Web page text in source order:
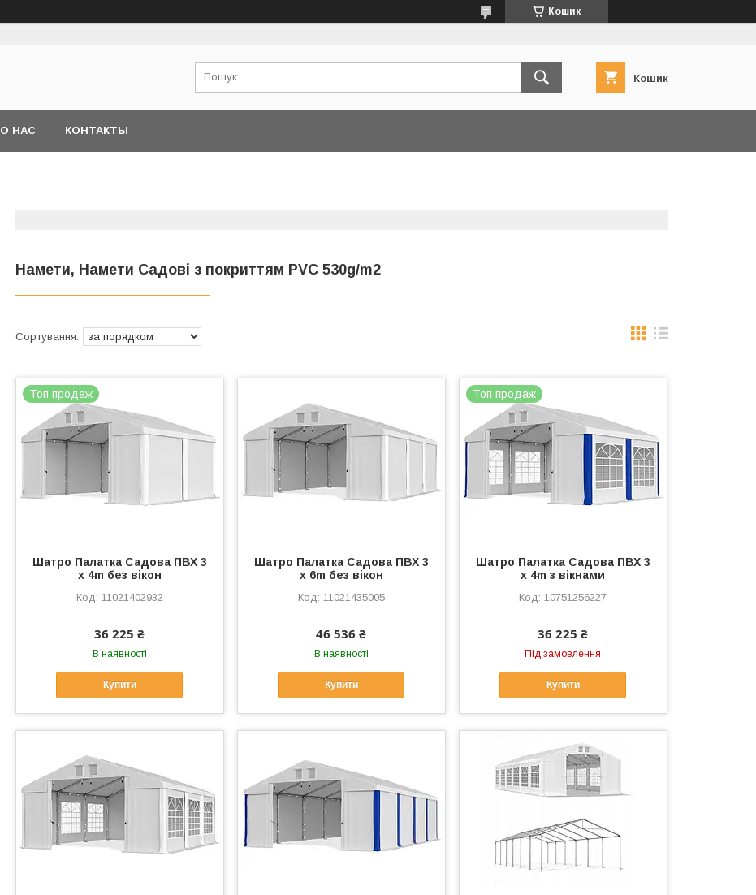
Кошик
Кошик
О НАС КОНТАКТЫ
Намети, Намети Садові з покриттям PVC 530g/m2
Топ продаж
Шатро Палатка Садова ПВХ 3
x 4m без вікон
11021402932
36 225 ₴
В наявності
Купити
Шатро Палатка Садова ПВХ 3
x 6m без вікон
11021435005
46 536 ₴
В наявності
Купити
Топ продаж
Шатро Палатка Садова ПВХ 3
x 4m з вікнами
10751256227
36 225 ₴
Під замовлення
Купити